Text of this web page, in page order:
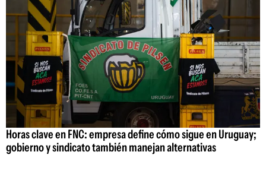
Horas clave en FNC: empresa define cómo sigue en Uruguay;
gobierno y sindicato también manejan alternativas